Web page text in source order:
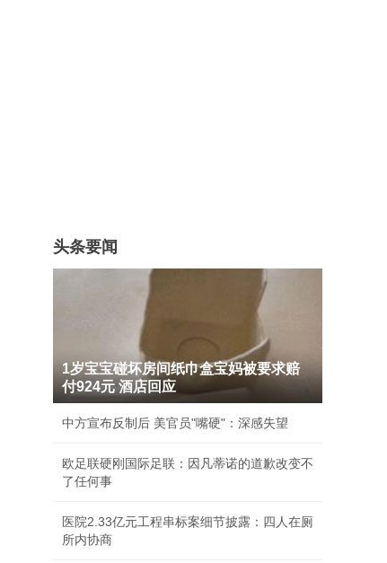
头条要闻
1岁宝宝碰坏房间纸巾盒宝妈被要求赔
付924元 酒店回应
中方宣布反制后 美官员"嘴硬"：深感失望
欧足联硬刚国际足联：因凡蒂诺的道歉改变不
了任何事
医院2.33亿元工程串标案细节披露：四人在厕
所内协商